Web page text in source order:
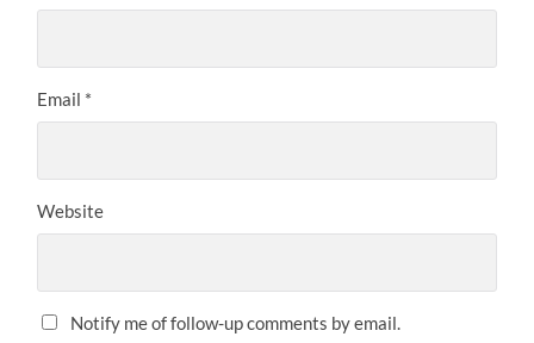
Email *
Website
Notify me of follow-up comments by email.